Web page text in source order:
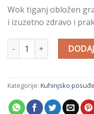
ocene
kupca
Wok tiganj obložen
i izuzetno zdravo i
Granitni Wok Tiganj
Kategorije: Kuhinjsko posuđe